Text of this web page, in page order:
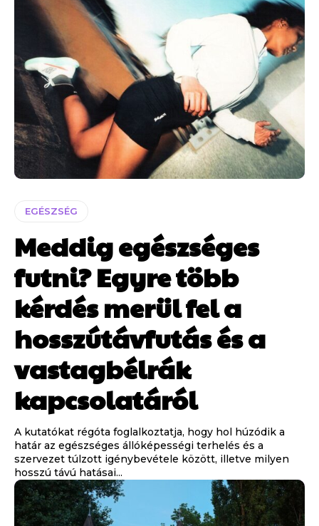
EGÉSZSÉG
Meddig egészséges
futni? Egyre több
kérdés merül fel a
hosszútávfutás és a
vastagbélrák
kapcsolatáról
A kutatókat régóta foglalkoztatja, hogy hol húzódik a
határ az egészséges állóképességi terhelés és a
szervezet túlzott igénybevétele között, illetve milyen
hosszú távú hatásai...